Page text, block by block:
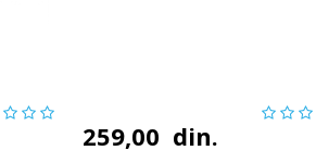
259,00 din.